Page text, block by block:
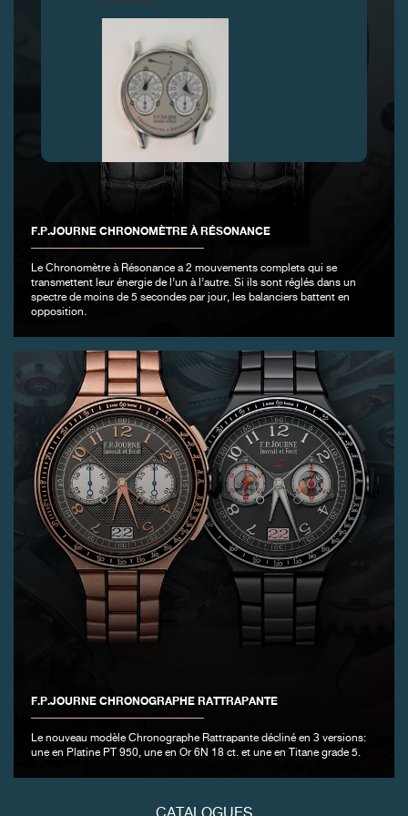
F.P.JOURNE CHRONOMÈTRE À RÉSONANCE
Le Chronomètre à Résonance a 2 mouvements complets qui se
transmettent leur énergie de l’un à l’autre. Si ils sont réglés dans un
spectre de moins de 5 secondes par jour, les balanciers battent en
opposition.
F.P.JOURNE CHRONOGRAPHE RATTRAPANTE
Le nouveau modèle Chronographe Rattrapante décliné en 3 versions:
une en Platine PT 950, une en Or 6N 18 ct. et une en Titane grade 5.
FAUX
FAUX
FAUX
FAUX